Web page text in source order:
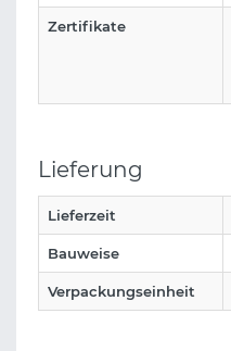
Zertifikate
Lieferung
Lieferzeit
Bauweise
Verpackungseinheit